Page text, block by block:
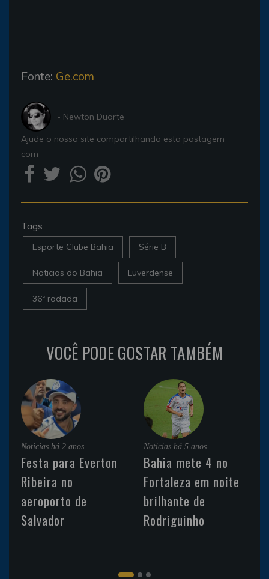
Fonte: Ge.com
- Newton Duarte
Ajude o nosso site compartilhando esta postagem
com
Tags
Esporte Clube Bahia Série B
Noticias do Bahia Luverdense
36ª rodada
VOCÊ PODE GOSTAR TAMBÉM
Noticias há 2 anos
Festa para Everton
Ribeira no
aeroporto de
Salvador
Noticias há 5 anos
Bahia mete 4 no
Fortaleza em noite
brilhante de
Rodriguinho